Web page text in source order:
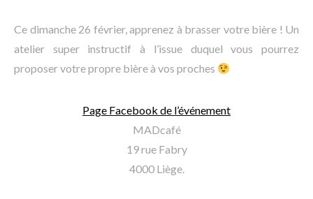
Ce dimanche 26 février, apprenez à brasser votre bière ! Un
atelier super instructif à l’issue duquel vous pourrez
proposer votre propre bière à vos proches
Page Facebook de l’événement
MADcafé
19 rue Fabry
4000 Liège.